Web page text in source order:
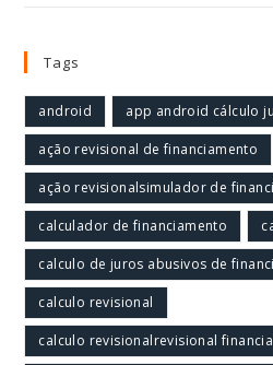
Tags
android app android cálculo
ação revisional de financiamento
ação revisionalsimulador de
calculador de financiamento
calculo de juros abusivos de
calculo revisional
calculo revisionalrevisional